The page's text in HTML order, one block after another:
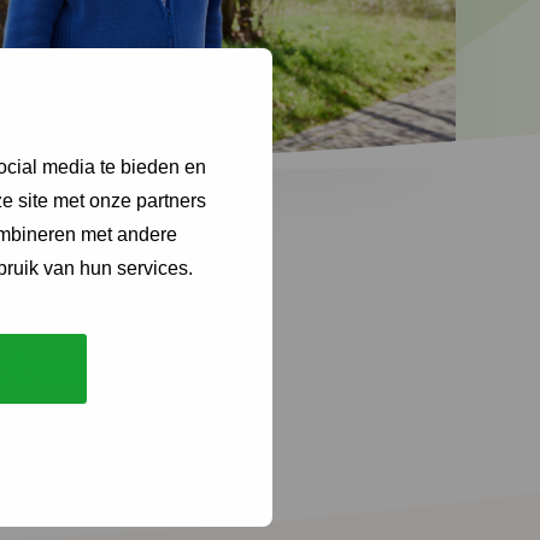
media te bieden en
site met onze partners
met andere
van hun services.
geruime tijd
in de weg